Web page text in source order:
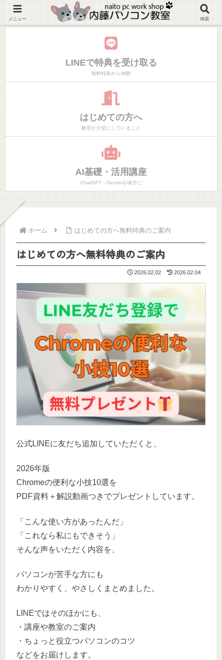
神奈川県大磯町マンツーマンでやりたいことだけ学べるパソコン教室
LINEで特典を受け取る
無料特典から体験
はじめての方へ
教室が大切にしていること
AI基礎・活用講座
ChatGPT・Geminiを味方に
ホーム はじめての方へ無料特典のご案内
はじめての方へ無料特典のご案内
2026.02.02 2026.02.04
公式LINEに友だち追加していただくと、
2026年版
Chromeの便利な小技10選を
PDF資料＋解説動画つきでプレゼントしています。
「こんな使い方があったんだ」
「これなら私にもできそう」
そんな声をいただく内容を、
パソコンが苦手な方にも
わかりやすく、やさしくまとめました。
LINEではそのほかにも、
・講座や教室のご案内
・ちょっと役立つパソコンのコツ
などをお届けします。
メニュー 検索